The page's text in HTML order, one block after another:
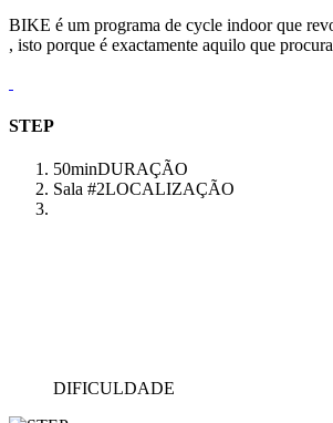
BIKE é um programa de cycle indoor que
, isto porque é exactamente aquilo que
STEP
50minDURAÇÃO
Sala #2LOCALIZAÇÃO
DIFICULDADE